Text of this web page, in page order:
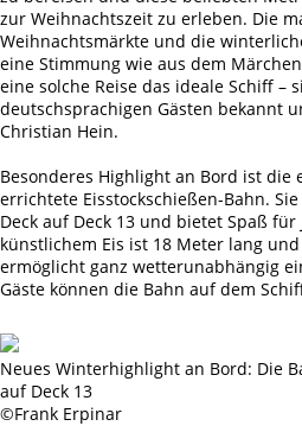
zur Weihnachtszeit zu erleben. Die
Weihnachtsmärkte und die
eine Stimmung wie aus dem
eine solche Reise das ideale Schiff –
deutschsprachigen Gästen bekannt
Christian Hein.
Besonderes Highlight an Bord ist die
errichtete Eisstockschießen-Bahn.
Deck auf Deck 13 und bietet Spaß
künstlichem Eis ist 18 Meter lang
ermöglicht ganz wetterunabhängig
Gäste können die Bahn auf dem
Neues Winterhighlight an Bord: Die
auf Deck 13
©Frank Erpinar